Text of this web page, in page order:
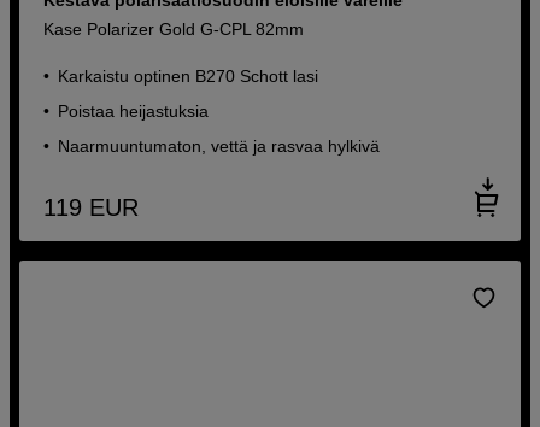
Kase Polarizer Gold G-CPL 82mm
Karkaistu optinen B270 Schott lasi
Poistaa heijastuksia
Naarmuuntumaton, vettä ja rasvaa hylkivä
119 EUR